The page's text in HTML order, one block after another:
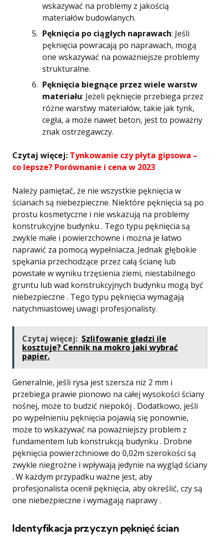
wskazywać na problemy z jakością
materiałów budowlanych.
Pęknięcia po ciągłych naprawach: Jeśli
pęknięcia powracają po naprawach, mogą
one wskazywać na poważniejsze problemy
strukturalne.
Pęknięcia biegnące przez wiele warstw
materiału: Jeżeli pęknięcie przebiega przez
różne warstwy materiałów, takie jak tynk,
cegła, a może nawet beton, jest to poważny
znak ostrzegawczy.
Czytaj więcej: Tynkowanie czy płyta gipsowa –
co lepsze? Porównanie i cena w 2023
Należy pamiętać, że nie wszystkie pęknięcia w
ścianach są niebezpieczne. Niektóre pęknięcia są po
prostu kosmetyczne i nie wskazują na problemy
konstrukcyjne budynku . Tego typu pęknięcia są
zwykle małe i powierzchowne i można je łatwo
naprawić za pomocą wypełniacza. Jednak głębokie
spękania przechodzące przez całą ścianę lub
powstałe w wyniku trzęsienia ziemi, niestabilnego
gruntu lub wad konstrukcyjnych budynku mogą być
niebezpieczne . Tego typu pęknięcia wymagają
natychmiastowej uwagi profesjonalisty.
Czytaj więcej: Szlifowanie gładzi ile
kosztuje? Cennik na mokro jaki wybrać
papier.
Generalnie, jeśli rysa jest szersza niż 2 mm i
przebiega prawie pionowo na całej wysokości ściany
nośnej, może to budzić niepokój . Dodatkowo, jeśli
po wypełnieniu pęknięcia pojawią się ponownie,
może to wskazywać na poważniejszy problem z
fundamentem lub konstrukcją budynku . Drobne
pęknięcia powierzchniowe do 0,02m szerokości są
zwykle niegroźne i wpływają jedynie na wygląd ściany
. W każdym przypadku ważne jest, aby
profesjonalista ocenił pęknięcia, aby określić, czy są
one niebezpieczne i wymagają naprawy .
Identyfikacja przyczyn pęknięć ścian